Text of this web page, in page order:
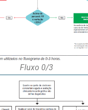
Fluxo 0/3